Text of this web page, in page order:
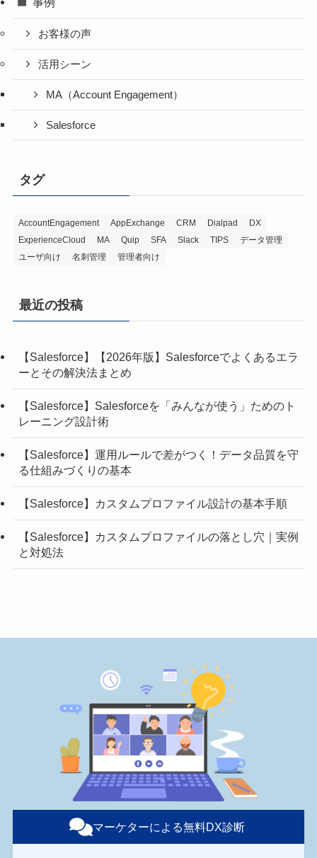
お客様の声
活用シーン
MA（Account Engagement）
Salesforce
タグ
AccountEngagement AppExchange CRM Dialpad
DX
ExperienceCloud
MA Quip SFA Slack TIPS
データ管理
ユーザ向け
名刺管理 管理者向け
最近の投稿
【Salesforce】【2026年版】Salesforceでよくあるエラ
ーとその解決法まとめ
【Salesforce】Salesforceを「みんなが使う」ためのト
レーニング設計術
【Salesforce】運用ルールで差がつく！データ品質を守
る仕組みづくりの基本
【Salesforce】カスタムプロファイル設計の基本手順
【Salesforce】カスタムプロファイルの落とし穴｜実例
と対処法
マーケターによる無料DX診断